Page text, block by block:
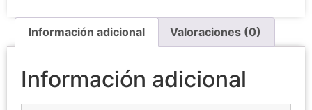
Información adicional Valoraciones (0)
Información adicional